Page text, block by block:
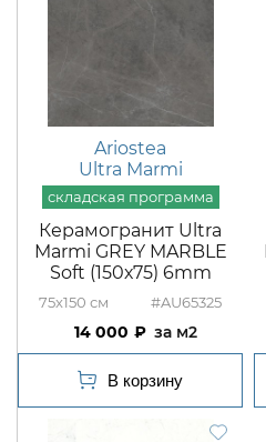
Ariostea
Ultra Marmi
Керамогранит Ultra
Marmi GREY MARBLE
Soft (150х75) 6mm
75x150 #AU65325
14 000 м2